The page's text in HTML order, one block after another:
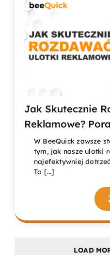
Jak Skutecznie
Reklamowe?
W BeeQuick zawsze
tym, jak nasze ulotki
najefektywniej
To [...]
LOAD